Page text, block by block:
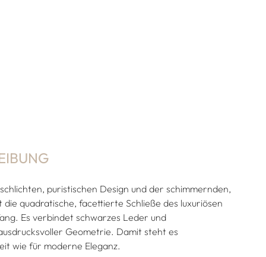
puristischen Design und der schimmernden,
quadratische, facettierte Schließe des luxuriösen
Es verbindet schwarzes Leder und
Geometrie. Damit steht es
wie für moderne Eleganz.